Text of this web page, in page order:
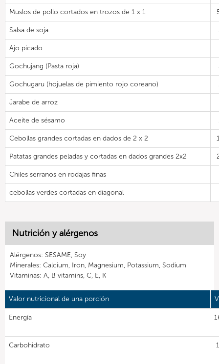
Muslos de pollo cortados en trozos de 1 x 1
Salsa de soja
Ajo picado
Gochujang (Pasta roja)
Gochugaru (hojuelas de pimiento rojo coreano)
Jarabe de arroz
Aceite de sésamo
Cebollas grandes cortadas en dados de 2 x 2
Patatas grandes peladas y cortadas en dados grandes 2x2
Chiles serranos en rodajas finas
cebollas verdes cortadas en diagonal
Nutrición y alérgenos
Alérgenos: SESAME, Soy
Minerales: Calcium, Iron, Magnesium, Potassium, Sodium
Vitaminas: A, B vitamins, C, E, K
Valor nutricional de una porción
Energía
Carbohidrato